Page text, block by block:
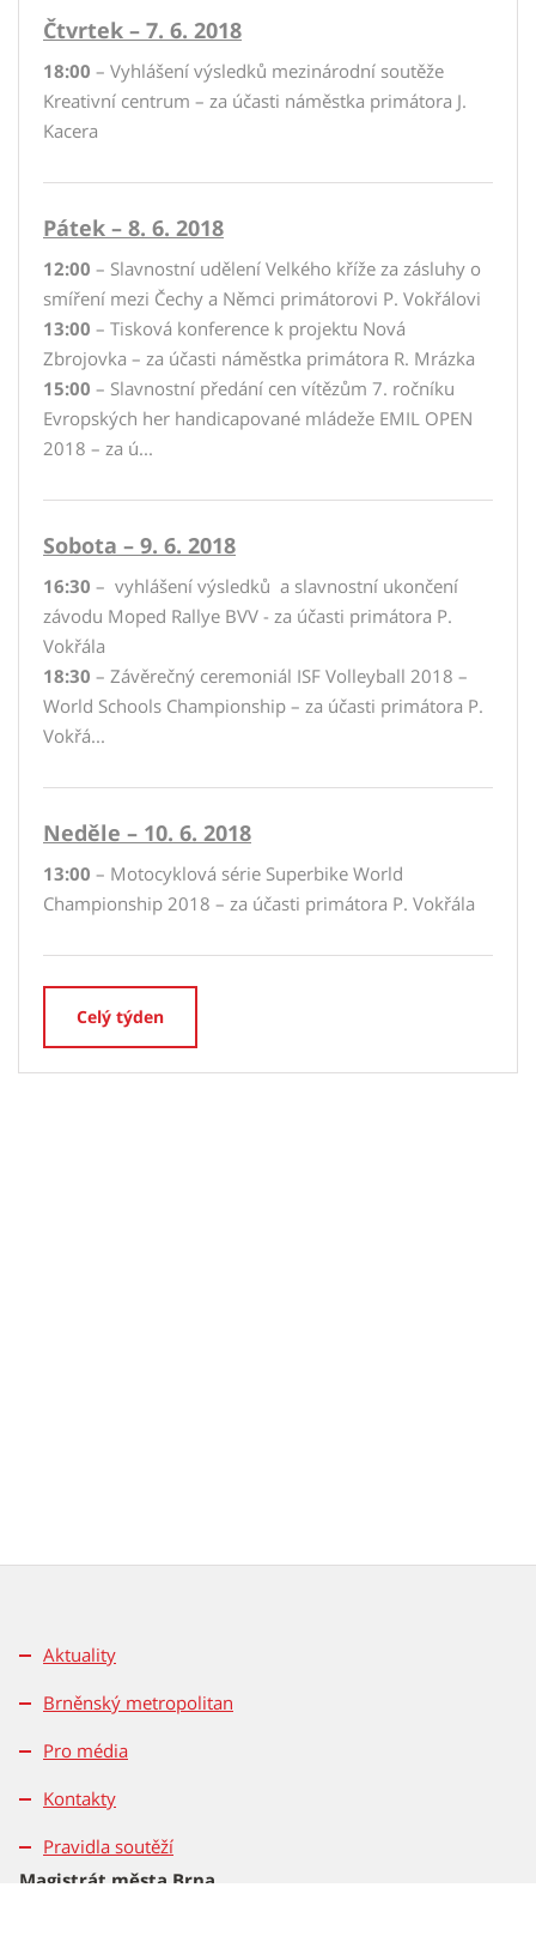
Čtvrtek – 7. 6. 2018
18:00 – Vyhlášení výsledků mezinárodní soutěže
Kreativní centrum – za účasti náměstka primátora J.
Kacera
Pátek – 8. 6. 2018
12:00 – Slavnostní udělení Velkého kříže za zásluhy o
smíření mezi Čechy a Němci primátorovi P. Vokřálovi
13:00 – Tisková konference k projektu Nová
Zbrojovka – za účasti náměstka primátora R. Mrázka
15:00 – Slavnostní předání cen vítězům 7. ročníku
Evropských her handicapované mládeže EMIL OPEN
2018 – za ú...
Sobota – 9. 6. 2018
16:30 – vyhlášení výsledků a slavnostní ukončení
závodu Moped Rallye BVV - za účasti primátora P.
Vokřála
18:30 – Závěrečný ceremoniál ISF Volleyball 2018 –
World Schools Championship – za účasti primátora P.
Vokřá...
Neděle – 10. 6. 2018
13:00 – Motocyklová série Superbike World
Championship 2018 – za účasti primátora P. Vokřála
Celý týden
Aktuality
Brněnský metropolitan
Pro média
Kontakty
Pravidla soutěží
Magistrát města Brna